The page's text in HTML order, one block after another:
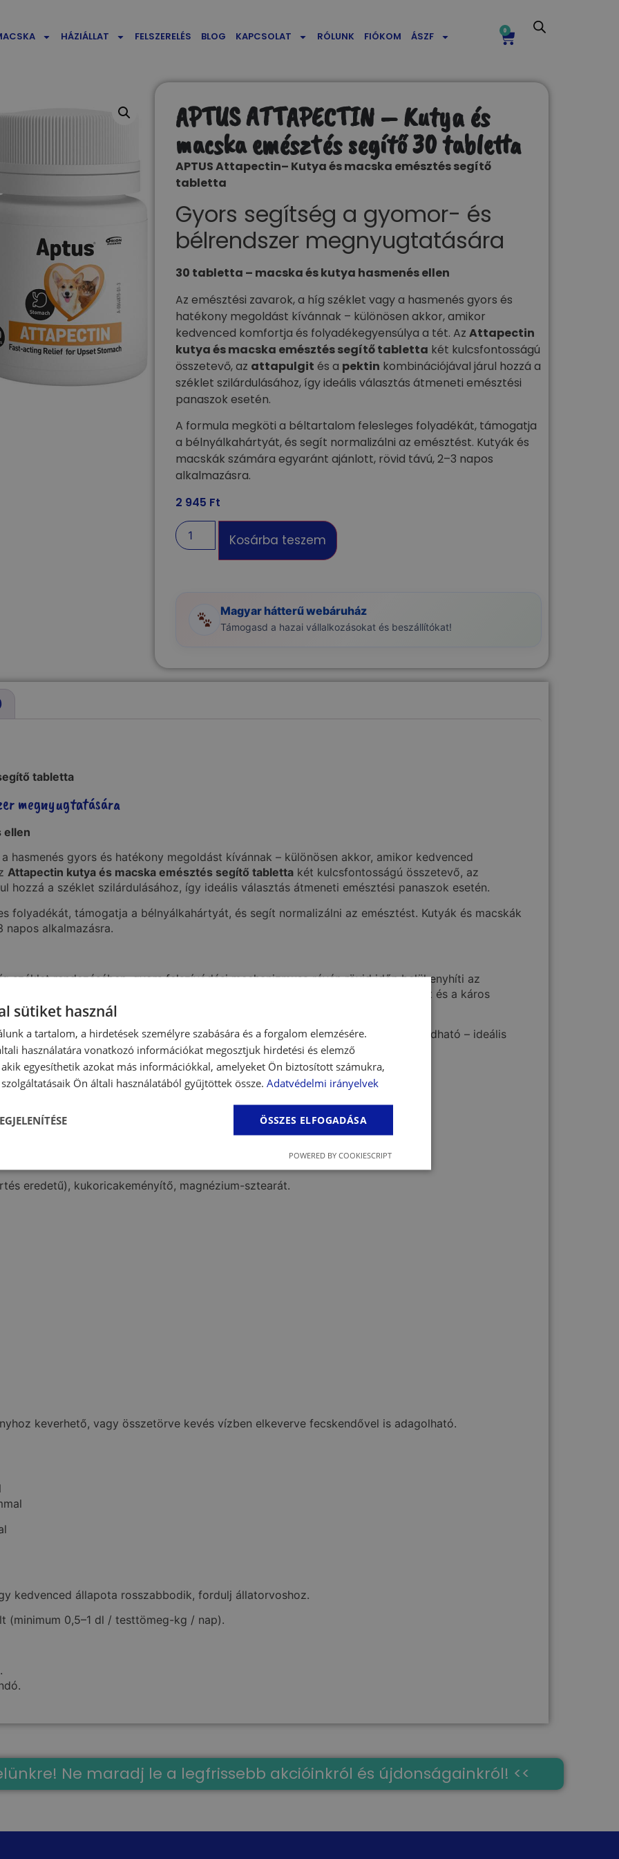
HÁZIÁLLAT FELSZERELÉS BLOG KAPCSOLAT RÓLUNK FIÓKOM ÁSZF 0
APTUS ATTAPECTIN – Kutya és
macska emésztés segítő​ 30 tabletta
APTUS Attapectin– Kutya és macska emésztés segítő​
tabletta
Gyors segítség a gyomor- és
bélrendszer megnyugtatására
30 tabletta – macska és kutya hasmenés ellen​
Az emésztési zavarok, a híg széklet vagy a hasmenés gyors és
hatékony megoldást kívánnak – különösen akkor, amikor
kedvenced komfortja és folyadékegyensúlya a tét. Az Attapectin
kutya és macska emésztés segítő​ tabletta két kulcsfontosságú
összetevő, az attapulgit és a pektin kombinációjával járul hozzá a
széklet szilárdulásához, így ideális választás átmeneti emésztési
panaszok esetén.
A formula megköti a béltartalom felesleges folyadékát, támogatja
a bélnyálkahártyát, és segít normalizálni az emésztést. Kutyák és
macskák számára egyaránt ajánlott, rövid távú, 2–3 napos
alkalmazásra.
2 945 Ft
Kosárba teszem
Magyar hátterű webáruház
Támogasd a hazai vállalkozásokat és beszállítókat!
tabletta
megnyugtatására
ellen​
hasmenés gyors és hatékony megoldást kívánnak – különösen akkor, amikor kedvenced
Attapectin kutya és macska emésztés segítő​ tabletta két kulcsfontosságú összetevő, az
hozzá a széklet szilárdulásához, így ideális választás átmeneti emésztési panaszok esetén.
folyadékát, támogatja a bélnyálkahártyát, és segít normalizálni az emésztést. Kutyák és macskák
alkalmazásra.
széklet rendezésében, gyors felszívódási mechanizmusa révén rövid időn belül enyhíti az
agyagásvány, amely nagy felületének köszönhetően megköti a folyadékot és a káros
a normál bélszerkezet visszaállítását.
szájba adható, eledelbe keverhető, vagy akár vízben oldva fecskendővel is beadható – ideális
etethető kedvenceknél.
ellen
eredetű), kukoricakeményítő, magnézium-sztearát.
keverhető, vagy összetörve kevés vízben elkeverve fecskendővel is adagolható.
kedvenced állapota rosszabbodik, fordulj állatorvoshoz.
(minimum 0,5–1 dl / testtömeg-kg / nap).
Ne maradj le a legfrissebb akcióinkról és újdonságainkról! <<
sütiket használ
a tartalom, a hirdetések személyre szabására és a forgalom elemzésére.
használatára vonatkozó információkat megosztjuk hirdetési és elemző
egyesíthetik azokat más információkkal, amelyeket Ön biztosított számukra,
Ön általi használatából gyűjtöttek össze. Adatvédelmi irányelvek
ÖSSZES ELFOGADÁSA
POWERED BY COOKIESCRIPT